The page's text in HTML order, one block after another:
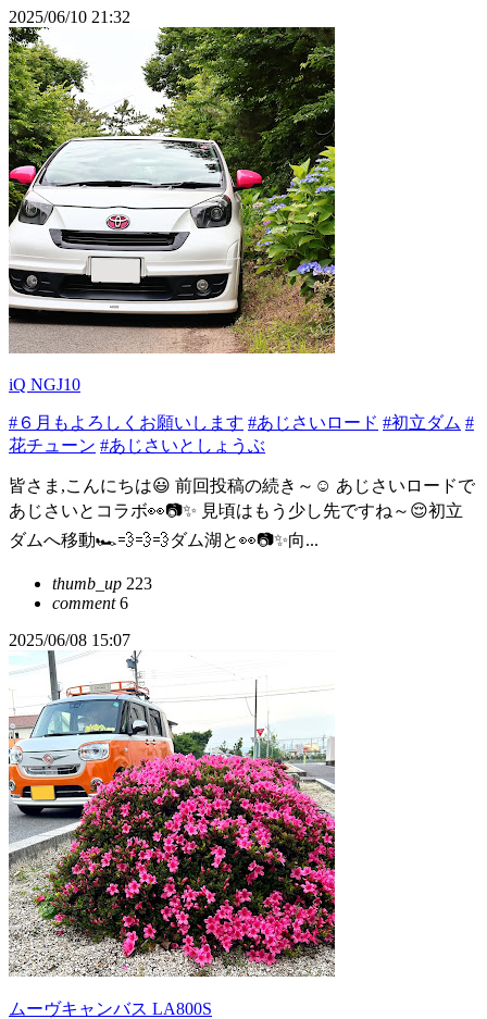
2025/06/10 21:32
iQ NGJ10
#６月もよろしくお願いします #あじさいロード #初立ダム #
花チューン #あじさいとしょうぶ
皆さま,こんにちは😃 前回投稿の続き～☺️ あじさいロードで
あじさいとコラボ👀📷️✨ 見頃はもう少し先ですね～😌初立
ダムへ移動🏎️💨💨💨ダム湖と👀📷️✨向...
thumb_up 223
comment6
2025/06/08 15:07
ムーヴキャンバス LA800S